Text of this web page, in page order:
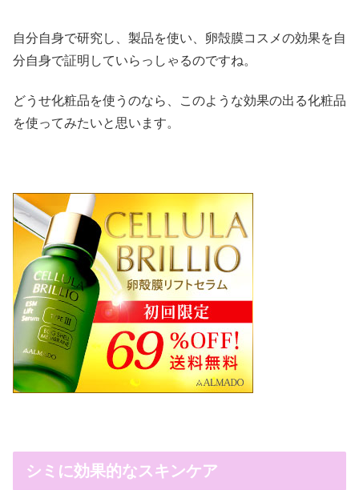
自分自身で研究し、製品を使い、卵殻膜コスメの効果を自
分自身で証明していらっしゃるのですね。
どうせ化粧品を使うのなら、このような効果の出る化粧品
を使ってみたいと思います。
シミに効果的なスキンケア